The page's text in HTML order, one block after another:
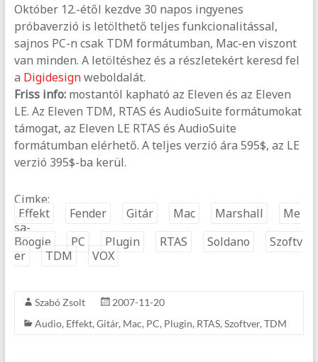
Október 12.-étől kezdve 30 napos ingyenes
próbaverzió is letölthető teljes funkcionalitással,
sajnos PC-n csak TDM formátumban, Mac-en viszont
van minden. A letöltéshez és a részletekért keresd fel
a Digidesignweboldalát.
Friss info:mostantól kapható az Eleven és az Eleven
LE. Az Eleven TDM, RTAS és AudioSuite formátumokat
támogat, az Eleven LE RTAS és AudioSuite
formátumban elérhető. A teljes verzió ára 595$, az LE
verzió 395$-ba kerül.
Cimke:
Effekt
Fender Gitár Mac Marshall
Me
sa-
Boogie
PC Plugin RTAS Soldano
Szoftv
er
TDM VOX
Szabó Zsolt
2007-11-20
Audio, Effekt, Gitár, Mac, PC, Plugin, RTAS, Szoftver, TDM